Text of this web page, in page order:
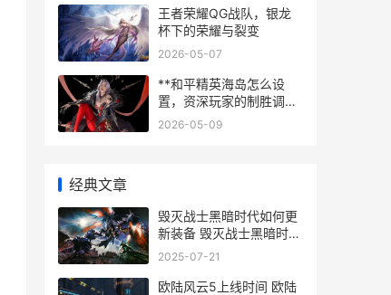
王者荣耀QG战队，银龙
杯下的荣耀与裂变
2026-05-07
**和平精英海岛怎么设
置，资深玩家的制胜调整
指南，副标题，从画面到
2026-05-09
经典文章
毁灭战士黑暗时代如何更
新装备 毁灭战士黑暗时代
好玩吗
2025-07-21
欧陆风云5上线时间 欧陆